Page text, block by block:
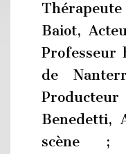
Baiot,
Professeur
de
Benedetti,
scène ;